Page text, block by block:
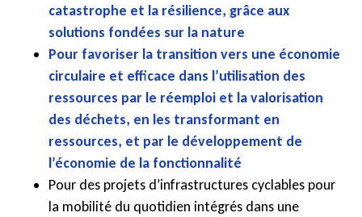
catastrophe et la résilience, grâce aux
solutions fondées sur la nature
Pour favoriser la transition vers une économie
circulaire et efficace dans l’utilisation des
ressources par le réemploi et la valorisation
des déchets, en les transformant en
ressources, et par le développement de
l’économie de la fonctionnalité
Pour des projets d’infrastructures cyclables pour
la mobilité du quotidien intégrés dans une